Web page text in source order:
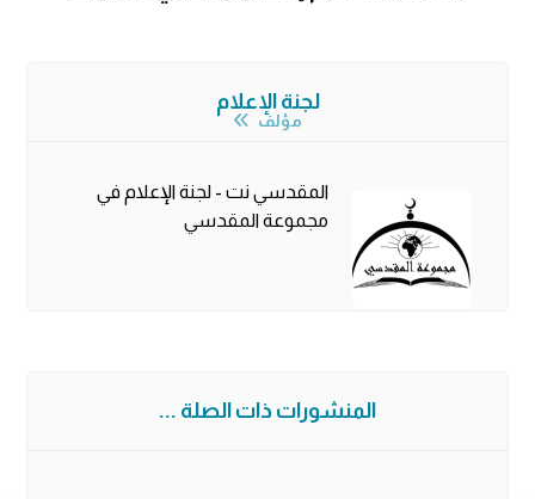
لجنة الإعلام
مؤلف
المقدسي نت - لجنة الإعلام في
مجموعة المقدسي
المنشورات ذات الصلة ...